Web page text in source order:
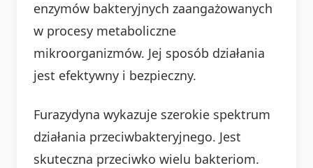
enzymów bakteryjnych zaangażowanych
w procesy metaboliczne
mikroorganizmów. Jej sposób działania
jest efektywny i bezpieczny.
Furazydyna wykazuje szerokie spektrum
działania przeciwbakteryjnego. Jest
skuteczna przeciwko wielu bakteriom.